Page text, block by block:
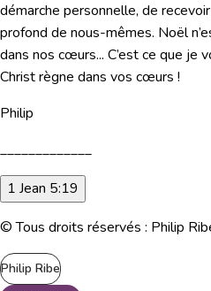
démarche personnelle, de
profond de nous-mêmes. Noël
dans nos cœurs... C’est ce que je
Christ règne dans vos cœurs !
Philip
_____________
1 Jean 5:19
© Tous droits réservés : Philip
Philip Ribe